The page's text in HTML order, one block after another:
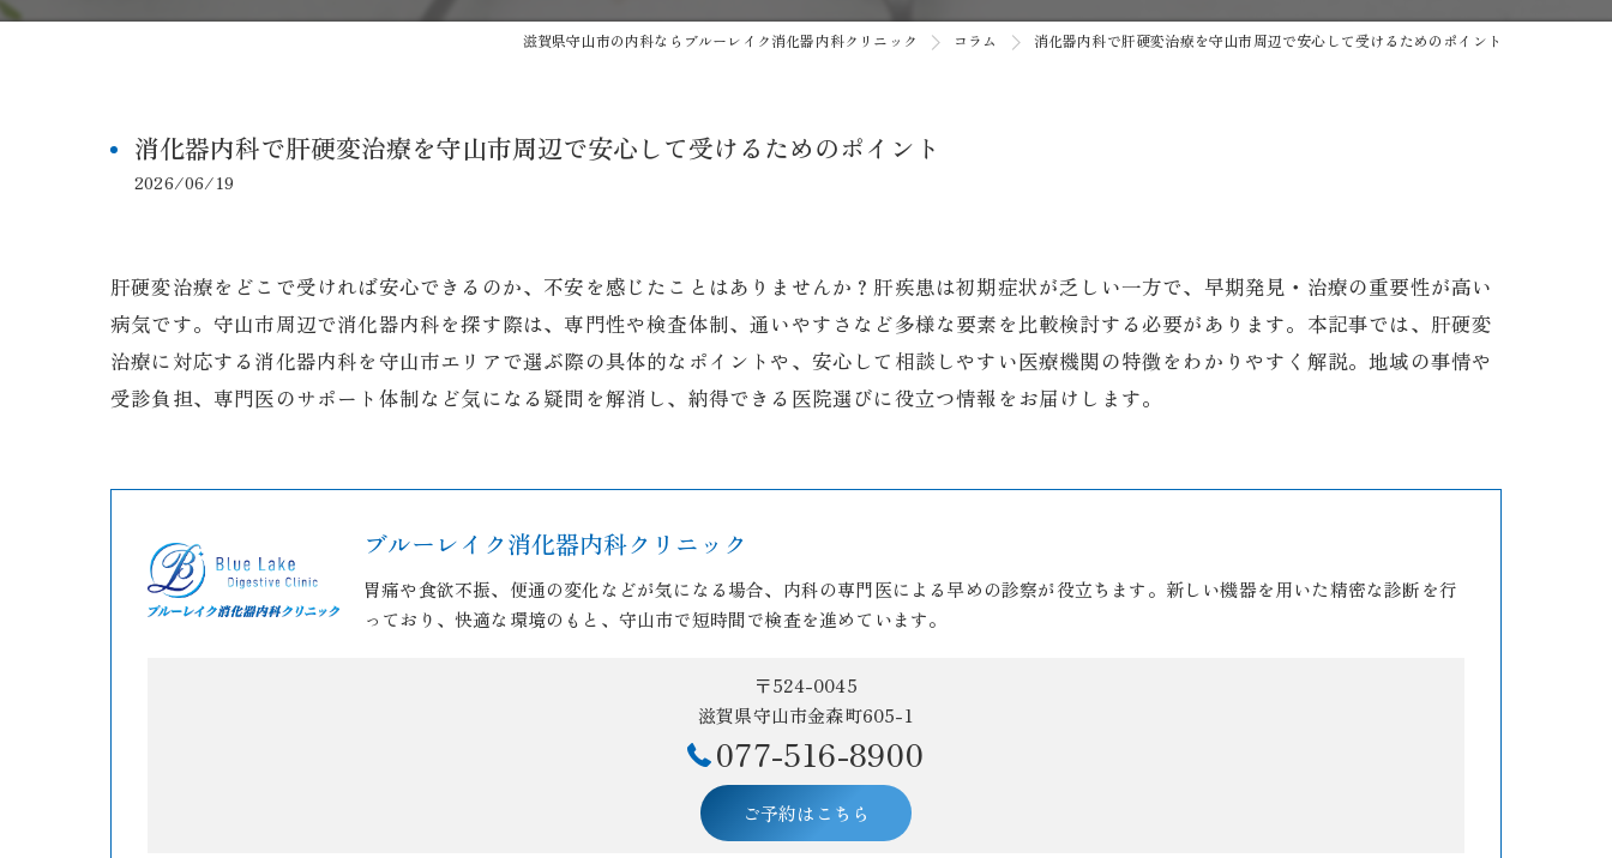
自費診療
滋賀県守山市の内科ならブルーレイク消化器内科クリニック コラム 消化器内科で肝硬変治療を守山市周辺で安心して受けるためのポイント
消化器内科で肝硬変治療を守山市周辺で安心して受けるためのポイント
2026/06/19
肝硬変治療をどこで受ければ安心できるのか、不安を感じたことはありませんか？肝疾患は初期症状が乏しい一方で、早期発見・治療の重要性が高い
病気です。守山市周辺で消化器内科を探す際は、専門性や検査体制、通いやすさなど多様な要素を比較検討する必要があります。本記事では、肝硬変
治療に対応する消化器内科を守山市エリアで選ぶ際の具体的なポイントや、安心して相談しやすい医療機関の特徴をわかりやすく解説。地域の事情や
受診負担、専門医のサポート体制など気になる疑問を解消し、納得できる医院選びに役立つ情報をお届けします。
ブルーレイク消化器内科クリニック
胃痛や食欲不振、便通の変化などが気になる場合、内科の専門医による早めの診察が役立ちます。新しい機器を用いた精密な診断を行
っており、快適な環境のもと、守山市で短時間で検査を進めています。
〒524-0045
滋賀県守山市金森町605-1
077-516-8900
ご予約はこちら